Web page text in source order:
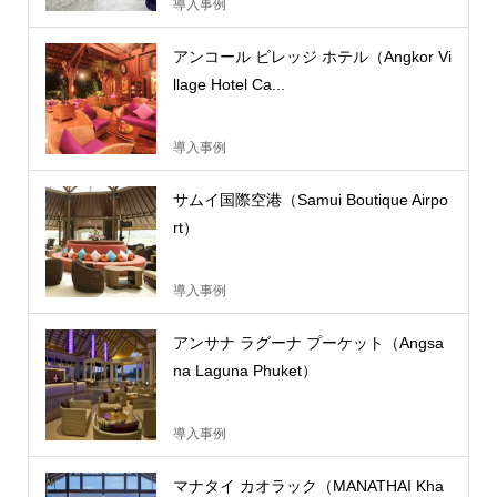
導入事例
アンコール ビレッジ ホテル（Angkor Vi
llage Hotel Ca...
導入事例
サムイ国際空港（Samui Boutique Airpo
rt）
導入事例
アンサナ ラグーナ プーケット（Angsa
na Laguna Phuket）
導入事例
マナタイ カオラック（MANATHAI Kha